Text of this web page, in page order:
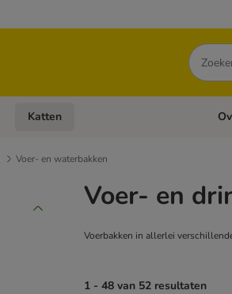
Zoeken
Open categoriemenu: Honden
Katten
Voer- en waterbakken
Voer- en
Voerbakken in allerlei
1 - 48 van 52 resultaten